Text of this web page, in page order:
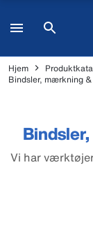
Hjem
Bindsler, mærkning
Vi har